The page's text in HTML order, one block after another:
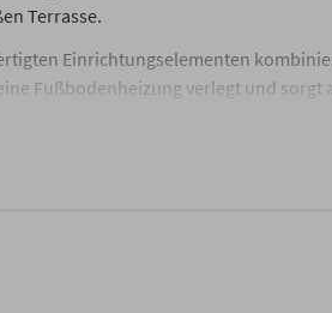
Terrasse.
Einrichtungselementen
Fußbodenheizung verlegt und sorgt
aus dem